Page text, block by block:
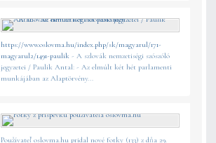
https://www.oslovma.hu/index.php/sk/magyarul/171-
magyarul2/1491-paulik - A szlovák nemzetiségi szószóló
jegyzetei / Paulik Antal: - Az elmúlt két hét parlamenti
munkájában az Alaptörvény...
Používateľ oslovma.hu pridal nové fotky (133) z dňa 29.